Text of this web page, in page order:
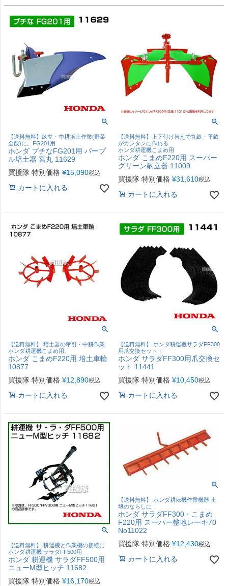
【送料無料】畝立・中耕培土作業(野菜
全般)に。FG201用
ホンダ プチなFG201用 パープ
ル培土器 宮丸 11629
買援隊 特別価格 ¥15,090税込
カートに入れる
【送料無料】上下付け替えで丸畝・平畝
がカンタンに作れる
ホンダ耕運機こまめ用
ホンダ こまめF220用 スーパー
グリーン畝立器 11009
買援隊 特別価格 ¥31,610税込
カートに入れる
【送料無料】 培土器の牽引・中耕作業
ホンダ耕運機こまめ用。
ホンダ こまめF220用 培土車輪
10877
買援隊 特別価格 ¥12,890税込
カートに入れる
【送料無料】 ホンダ耕運機サラダFF300
用爪交換セット！
ホンダ サラダFF300用爪交換セ
ット 11441
買援隊 特別価格 ¥10,450税込
カートに入れる
【送料無料】 耕運機と作業機の接続に
ホンダ耕運機 サラダFF500用
ホンダ 耕運機 サラダFF500用
ニューM型ヒッチ 11682
買援隊 特別価格 ¥16,170税込
【送料無料】 ホンダ耕耘機作業機器 土
壌のならしに
ホンダ サラダFF300・こまめ
F220用 スーパー整地レーキ70
No11022
買援隊 特別価格 ¥12,430税込
カートに入れる